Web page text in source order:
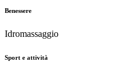
Benessere
Idromassaggio
Sport e attività